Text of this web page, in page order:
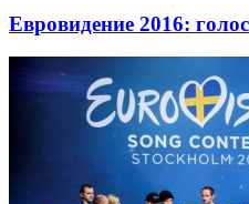
Евровидение 2016: